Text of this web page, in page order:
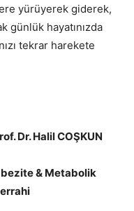
yürüyerek giderek,
günlük hayatınızda
tekrar harekete
Dr. Halil COŞKUN
& Metabolik